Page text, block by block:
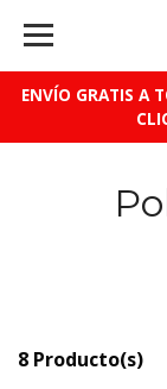
ENVÍO GRATIS A
8 Producto(s)